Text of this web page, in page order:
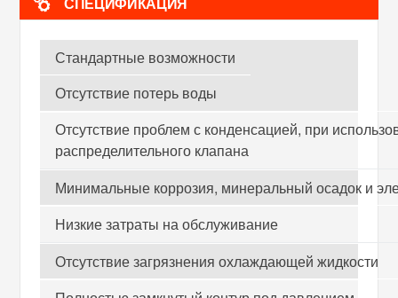
Стандартные возможности
Отсутствие потерь воды
Отсутствие проблем с конденсацией, при
распределительного клапана
Минимальные коррозия, минеральный осадок и
Низкие затраты на обслуживание
Отсутствие загрязнения охлаждающей жидкости